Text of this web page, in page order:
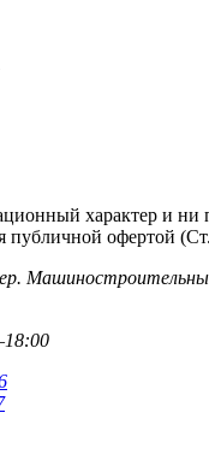
характер и ни
публичной офертой